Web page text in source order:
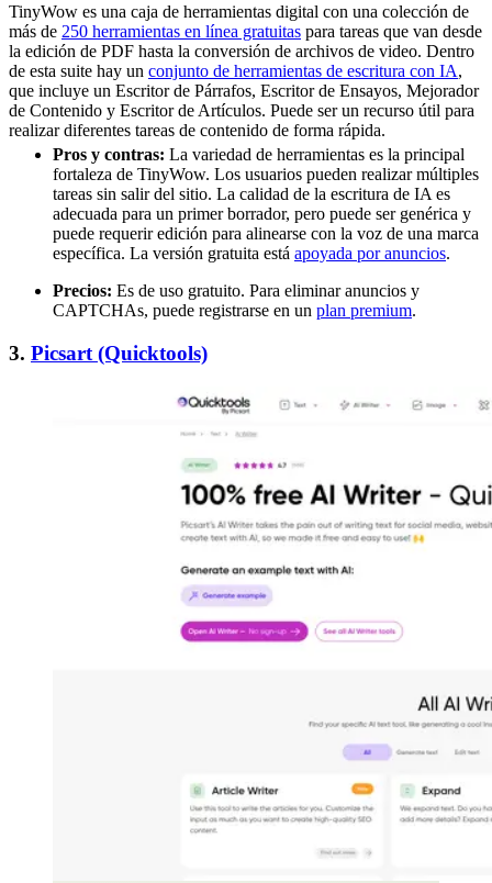
TinyWow es una caja de herramientas digital con una colección de
más de 250 herramientas en línea gratuitas para tareas que van desde
la edición de PDF hasta la conversión de archivos de video. Dentro
de esta suite hay un conjunto de herramientas de escritura con IA,
que incluye un Escritor de Párrafos, Escritor de Ensayos, Mejorador
de Contenido y Escritor de Artículos. Puede ser un recurso útil para
realizar diferentes tareas de contenido de forma rápida.
Pros y contras: La variedad de herramientas es la principal
fortaleza de TinyWow. Los usuarios pueden realizar múltiples
tareas sin salir del sitio. La calidad de la escritura de IA es
adecuada para un primer borrador, pero puede ser genérica y
puede requerir edición para alinearse con la voz de una marca
específica. La versión gratuita está apoyada por anuncios.
Precios: Es de uso gratuito. Para eliminar anuncios y
CAPTCHAs, puede registrarse en un plan premium.
3. Picsart (Quicktools)